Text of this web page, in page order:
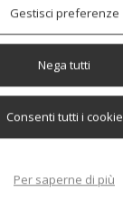
€
Gestisci preferenze
Nega tutti
Consenti tutti i cookie
Per saperne di più